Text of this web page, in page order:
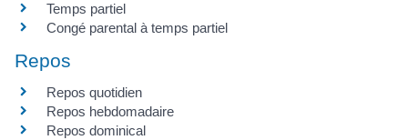
Temps partiel
Congé parental à temps partiel
Repos
Repos quotidien
Repos hebdomadaire
Repos dominical